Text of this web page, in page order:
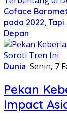
Coface
pada 2022,
Depan
Dunia Senin, 7
Pekan
Impact